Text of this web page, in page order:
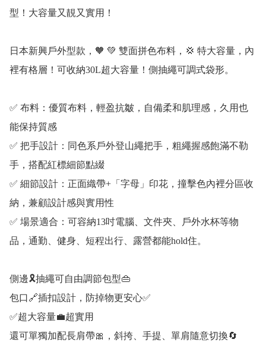
型！大容量又靚又實用！
日本新興戶外型款，🧡 💚 雙面拼色布料，💢 特大容量，內
裡有格層！可收納30L超大容量！側抽繩可調式袋形。
✅ 布料：優質布料，輕盈抗皺，自備柔和肌理感，久用也
能保持質感
✅ 把手設計：同色系戶外登山繩把手，粗繩握感飽滿不勒
手，搭配紅標細節點綴
✅ 細節設計：正面織帶+「字母」印花，撞擊色內裡分區收
納，兼顧設計感與實用性
✅ 場景適合：可容納13吋電腦、文件夾、戶外水杯等物
品，通勤、健身、短程出行、露營都能hold住。
側邊🎗️抽繩可自由調節包型👜
包口🔗插扣設計，防掉物更安心✅
✅超大容量💼超實用
還可單獨加配長肩帶🎀，斜挎、手提、單肩隨意切換🔄